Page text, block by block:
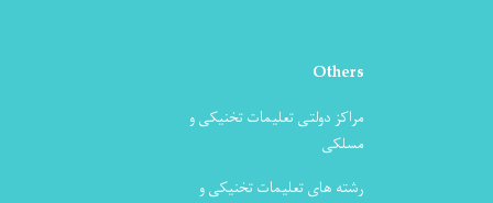
Others
مراکز دولتی تعلیمات تخنیکی و
مسلکی
رشته های تعلیمات تخنیکی و